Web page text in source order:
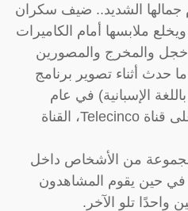
جمالها الشديد.. ضيف سكران
ملابسها أمام الكاميرات
والمخرج والمصورين
حدث أثناء تصوير برنامج
الإسبانية) في عام
2017، وهو برنامج يعرض على قناة Telecinco، القناة
مجموعة من الأشخاص داخل
في حين يقوم المشاهدون
واحدًا تلو الآخر.